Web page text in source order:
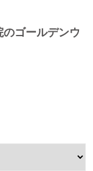
ゴールデンウ